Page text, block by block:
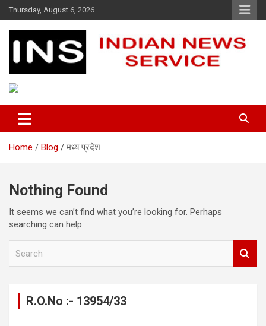
Skip
to
content
Thursday, August 6, 2026
Indian News Service
Home Blog मध्य प्रदेश
Nothing Found
It seems we can’t find what you’re looking for. Perhaps
searching can help.
R.O.No :- 13954/33